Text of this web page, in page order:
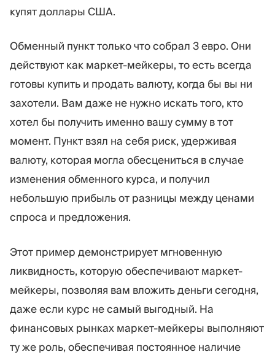
купят доллары США.
Обменный пункт только что собрал 3 евро. Они
действуют как маркет-мейкеры, то есть всегда
готовы купить и продать валюту, когда бы вы ни
захотели. Вам даже не нужно искать того, кто
хотел бы получить именно вашу сумму в тот
момент. Пункт взял на себя риск, удерживая
валюту, которая могла обесцениться в случае
изменения обменного курса, и получил
небольшую прибыль от разницы между ценами
спроса и предложения.
Этот пример демонстрирует мгновенную
ликвидность, которую обеспечивают маркет-
мейкеры, позволяя вам вложить деньги сегодня,
даже если курс не самый выгодный. На
финансовых рынках маркет-мейкеры выполняют
ту же роль, обеспечивая постоянное наличие